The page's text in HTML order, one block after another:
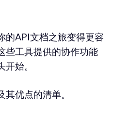
的API文档之旅变得更容
些工具提供的协作功能
始。
优点的清单。